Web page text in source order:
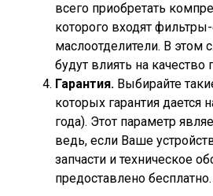
всего приобретать
которого входят
маслоотделители. В этом
будут влиять на качество
Гарантия. Выбирайте
которых гарантия дается
года). Этот параметр
ведь, если Ваше
запчасти и техническое
предоставлено бесплатно.